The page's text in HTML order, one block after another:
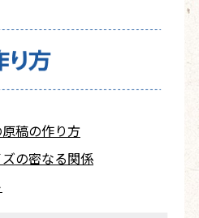
原稿の作り方
の密なる関係